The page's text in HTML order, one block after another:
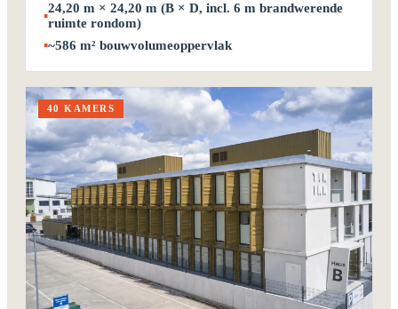
▪
24,20 m × 24,20 m (B × D, incl. 6 m brandwerende
ruimte rondom)
▪~586 m² bouwvolumeoppervlak
40 KAMERS